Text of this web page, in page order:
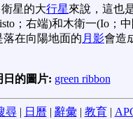
星的大行星來說，這也
；右端)和木衛一(Io；中
在向陽地面的月影會造
日的圖片: green ribbon
尋| 日曆 | 辭彙 | 教育|